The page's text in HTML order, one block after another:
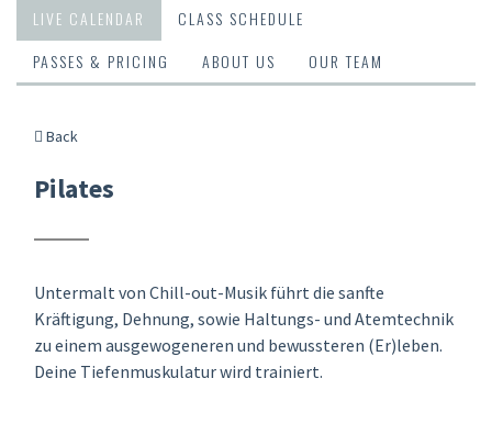
LIVE CALENDAR
CLASS SCHEDULE
PASSES & PRICING
ABOUT US OUR TEAM
Back
Pilates
Untermalt von Chill-out-Musik führt die sanfte
Kräftigung, Dehnung, sowie Haltungs- und Atemtechnik
zu einem ausgewogeneren und bewussteren (Er)leben.
Deine Tiefenmuskulatur wird trainiert.